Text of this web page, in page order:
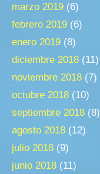
marzo 2019 (6)
febrero 2019 (6)
enero 2019 (8)
diciembre 2018 (11)
noviembre 2018 (7)
octubre 2018 (10)
septiembre 2018 (8)
agosto 2018 (12)
julio 2018 (9)
junio 2018 (11)